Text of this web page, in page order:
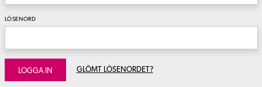
LÖSENORD
LOGGA IN GLÖMT LÖSENORDET?